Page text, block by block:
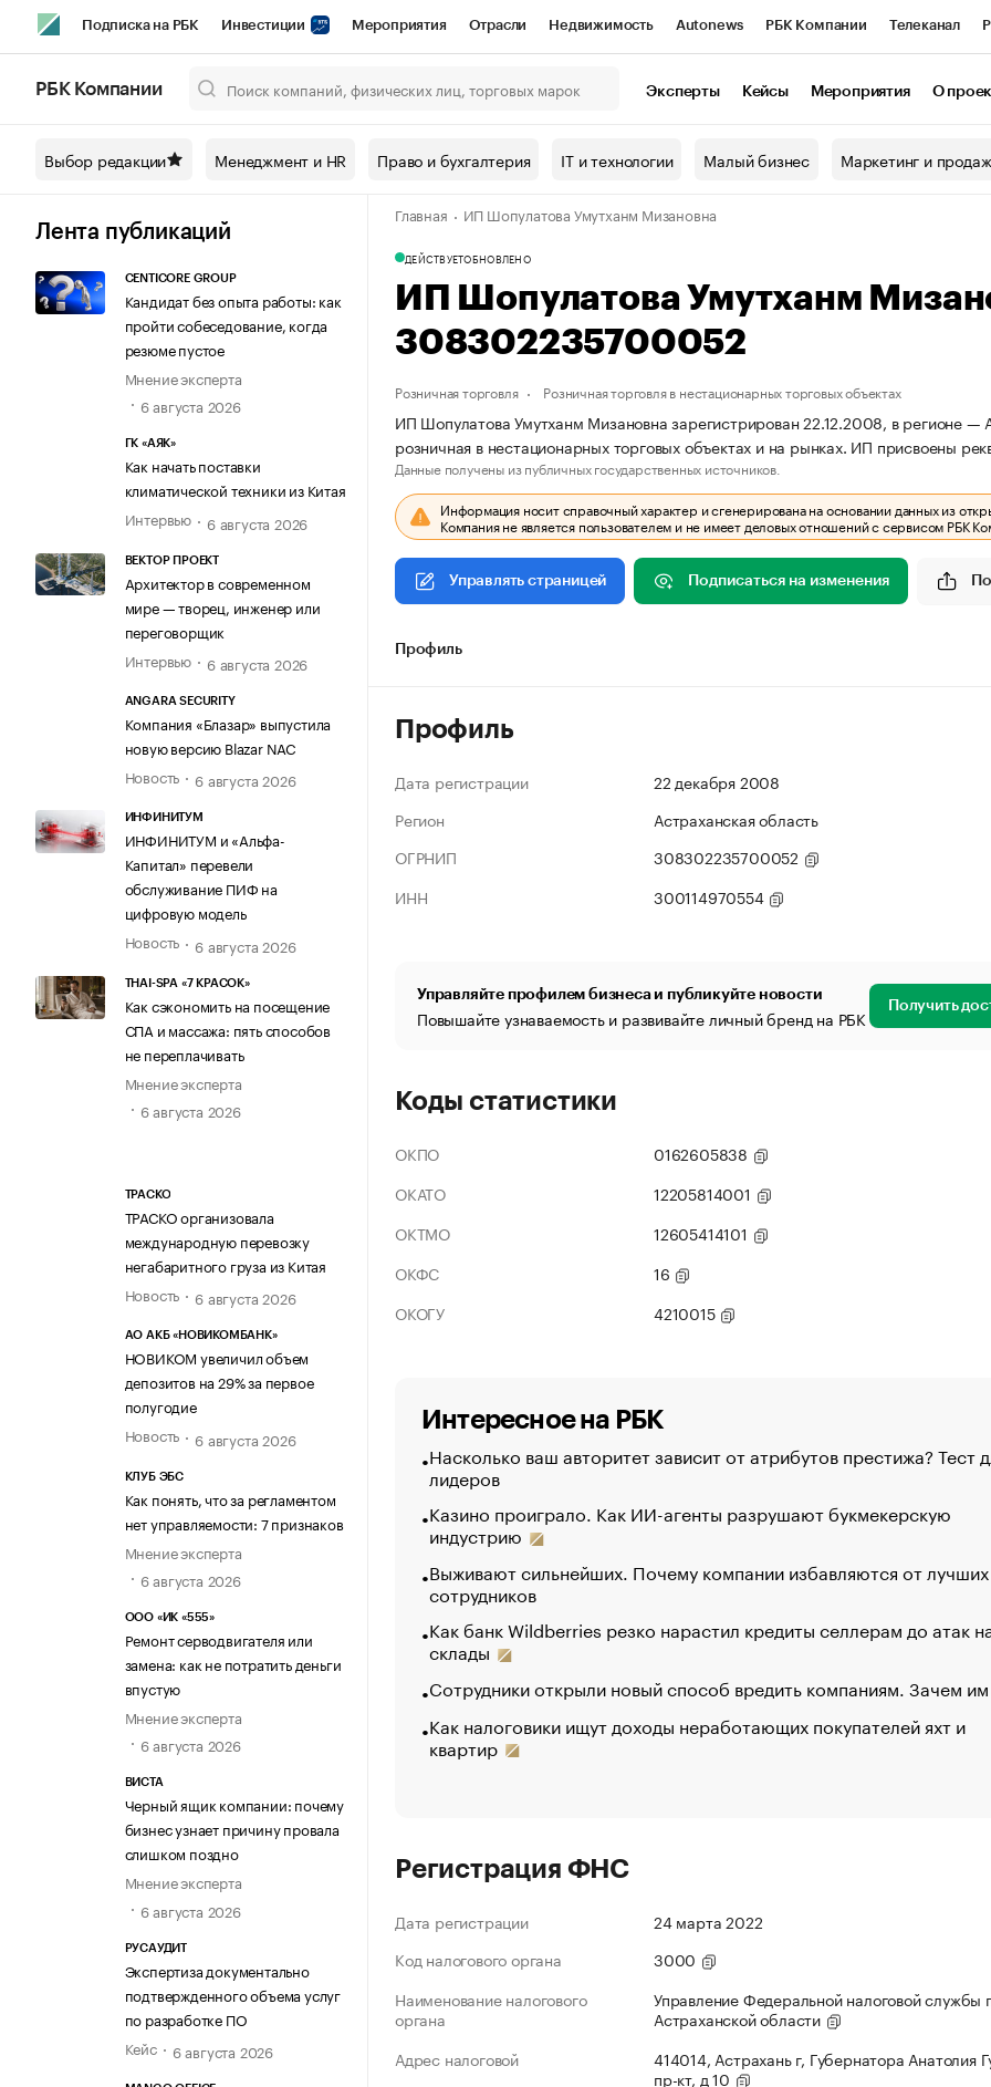
Подписка на РБК Инвестиции Мероприятия Отрасли Недвижимость Autonews РБК Компании Телеканал
Спецпроекты СПб Конференции СПб Спецпроекты Проверка контрагентов
Технологии и медиа Рынок наличной валюты
РБК Компании Эксперты Кейсы Мероприятия О
Выбор редакции Менеджмент и HR Право и бухгалтерия IT и технологии Малый бизнес Маркетинг и
Лента публикаций
CENTICORE GROUP
Кандидат без опыта работы: как
пройти собеседование, когда
резюме пустое
Мнение эксперта
6 августа 2026
ГК «АЯК»
Как начать поставки
климатической техники из Китая
Интервью
6 августа 2026
ВЕКТОР ПРОЕКТ
Архитектор в современном
мире — творец, инженер или
переговорщик
Интервью
6 августа 2026
ANGARA SECURITY
Компания «Блазар» выпустила
новую версию Blazar NAC
Новость
6 августа 2026
ИНФИНИТУМ
ИНФИНИТУМ и «Альфа-
Капитал» перевели
обслуживание ПИФ на
цифровую модель
Новость
6 августа 2026
THAI-SPA «7 КРАСОК»
Как сэкономить на посещение
СПА и массажа: пять способов
не переплачивать
Мнение эксперта
6 августа 2026
ТРАСКО
ТРАСКО организовала
международную перевозку
негабаритного груза из Китая
Новость
6 августа 2026
АО АКБ «НОВИКОМБАНК»
НОВИКОМ увеличил объем
депозитов на 29% за первое
полугодие
Новость
6 августа 2026
КЛУБ ЭБС
Как понять, что за регламентом
нет управляемости: 7 признаков
Мнение эксперта
6 августа 2026
ООО «ИК «555»
Ремонт серводвигателя или
замена: как не потратить деньги
впустую
Мнение эксперта
6 августа 2026
ВИСТА
Черный ящик компании: почему
бизнес узнает причину провала
слишком поздно
Мнение эксперта
6 августа 2026
РУСАУДИТ
Экспертиза документально
подтвержденного объема услуг
по разработке ПО
Кейс
6 августа 2026
Главная ИП Шопулатова Умутханм Мизановна
ДЕЙСТВУЕТОБНОВЛЕНО
ИП Шопулатова Умутханм
308302235700052
Розничная торговля Розничная торговля в нестационарных торговых объектах
ИП Шопулатова Умутханм Мизановна зарегистрирован 22.12.2008, в регионе —
розничная в нестационарных торговых объектах и на рынках. ИП
Данные получены из публичных государственных источников.
Информация носит справочный характер и сгенерирована на основании данных из
Компания не является пользователем и не имеет деловых отношений с сервисом РБК
Управлять страницей Подписаться на изменения
Профиль
Профиль
Дата регистрации
22 декабря 2008
Регион
Астраханская область
ОГРНИП
308302235700052
ИНН
300114970554
Управляйте профилем бизнеса и публикуйте новости
Повышайте узнаваемость и развивайте личный бренд на РБК Получить
Коды статистики
ОКПО
0162605838
ОКАТО
12205814001
ОКТМО
12605414101
ОКФС
16
ОКОГУ
4210015
Интересное на РБК
Насколько ваш авторитет зависит от атрибутов престижа? Тест
лидеров
Казино проиграло. Как ИИ-агенты разрушают букмекерскую
индустрию
Выживают сильнейших. Почему компании избавляются от лучших
сотрудников
Как банк Wildberries резко нарастил кредиты селлерам до атак
склады
Сотрудники открыли новый способ вредить компаниям. Зачем
Как налоговики ищут доходы неработающих покупателей яхт и
квартир
Регистрация ФНС
Дата регистрации
24 марта 2022
Код налогового органа
3000
Наименование налогового
органа
Управление Федеральной налоговой службы
Астраханской области
Адрес налоговой
414014, Астрахань г, Губернатора Анатолия
пр-кт, д 10